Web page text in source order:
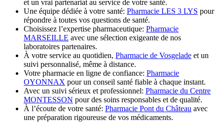
et un vrai partenariat au service de votre santé.
Une équipe dédiée à votre santé: Pharmacie LES 3 LYS pour
répondre à toutes vos questions de santé.
Choisissez l’expertise pharmaceutique: Pharmacie
MARSEILLE avec une sélection exigeante de nos
laboratoires partenaires.
À votre service au quotidien, Pharmacie de Vosgelade et un
suivi personnalisé, même à distance.
Votre pharmacie en ligne de confiance: Pharmacie
OYONNAX pour un conseil santé fiable à chaque instant.
Avec un suivi sérieux et professionnel: Pharmacie du Centre
MONTESSON pour des soins responsables et de qualité.
À l’écoute de votre santé: Pharmacie Pont du Château avec
une préparation rigoureuse de vos médicaments.